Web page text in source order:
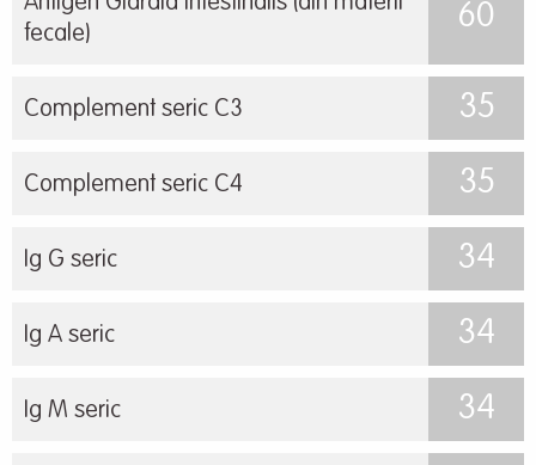
fecale)
60
Complement seric C3 35
Complement seric C4 35
Ig G seric 34
Ig A seric 34
Ig M seric 34